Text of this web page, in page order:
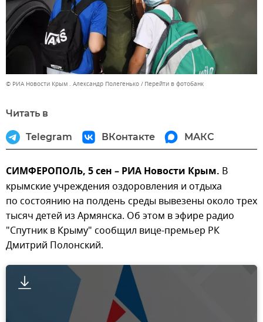
© РИА Новости Крым . Александр Полегенько Перейти в фотобанк
Читать в
Telegram ВКонтакте МАКС
СИМФЕРОПОЛЬ, 5 сен – РИА Новости Крым. В
крымские учреждения оздоровления и отдыха
по состоянию на полдень среды вывезены около трех
тысяч детей из Армянска. Об этом в эфире радио
"Спутник в Крыму" сообщил вице-премьер РК
Дмитрий Полонский.